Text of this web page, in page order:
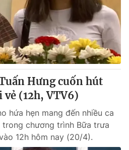
Hưng cuốn hút
(12h, VTV6)
hứa hẹn mang đến nhiều ca
chương trình Bữa trưa
12h hôm nay (20/4).